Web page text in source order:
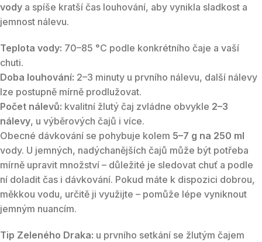
vody a spíše kratší čas louhování, aby vynikla sladkost a
jemnost nálevu.
Teplota vody: 70–85 °C podle konkrétního čaje a vaší
chuti.
Doba louhování: 2–3 minuty u prvního nálevu, další nálevy
lze postupně mírně prodlužovat.
Počet nálevů: kvalitní žlutý čaj zvládne obvykle 2–3
nálevy, u výběrových čajů i více.
Obecné dávkování se pohybuje kolem 5–7 g na 250 ml
vody. U jemných, nadýchanějších čajů může být potřeba
mírně upravit množství – důležité je sledovat chuť a podle
ní doladit čas i dávkování. Pokud máte k dispozici dobrou,
měkkou vodu, určitě ji využijte – pomůže lépe vyniknout
jemným nuancím.
Tip Zeleného Draka: u prvního setkání se žlutým čajem